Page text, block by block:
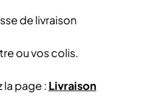
de livraison
ou vos colis.
la page : Livraison